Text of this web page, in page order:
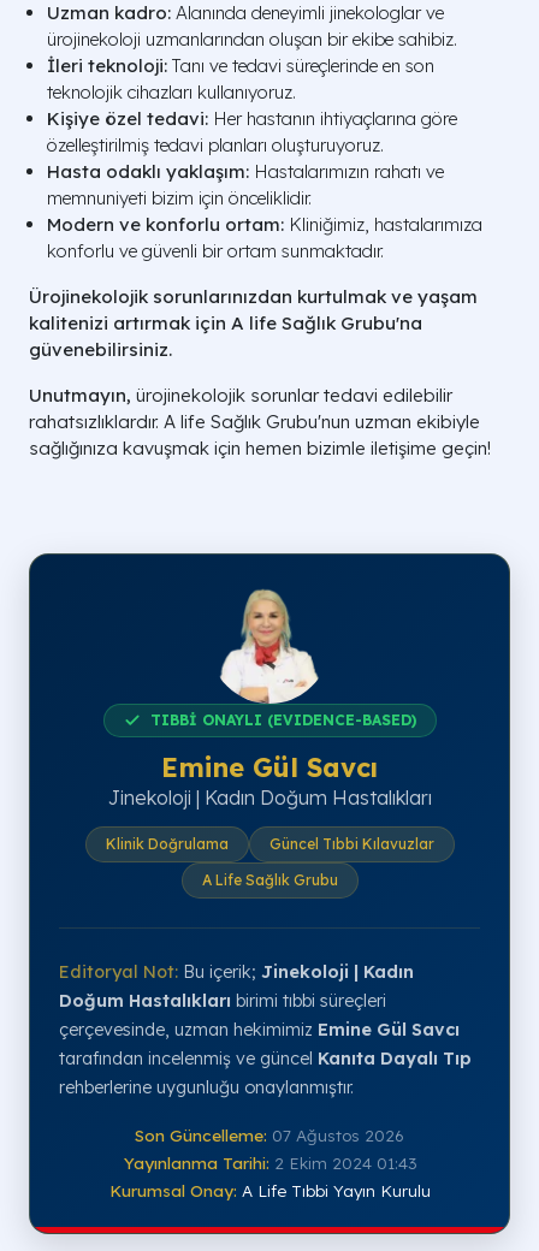
Uzman kadro: Alanında deneyimli jinekologlar ve
ürojinekoloji uzmanlarından oluşan bir ekibe sahibiz.
İleri teknoloji: Tanı ve tedavi süreçlerinde en son
teknolojik cihazları kullanıyoruz.
Kişiye özel tedavi: Her hastanın ihtiyaçlarına göre
özelleştirilmiş tedavi planları oluşturuyoruz.
Hasta odaklı yaklaşım: Hastalarımızın rahatı ve
memnuniyeti bizim için önceliklidir.
Modern ve konforlu ortam: Kliniğimiz, hastalarımıza
konforlu ve güvenli bir ortam sunmaktadır.
Ürojinekolojik sorunlarınızdan kurtulmak ve yaşam
kalitenizi artırmak için A life Sağlık Grubu'na
güvenebilirsiniz.
Unutmayın, ürojinekolojik sorunlar tedavi edilebilir
rahatsızlıklardır. A life Sağlık Grubu'nun uzman ekibiyle
sağlığınıza kavuşmak için hemen bizimle iletişime geçin!
TIBBİ ONAYLI (EVIDENCE-BASED)
Emine Gül Savcı
Jinekoloji | Kadın Doğum Hastalıkları
Klinik Doğrulama
Güncel Tıbbi Kılavuzlar
A Life Sağlık Grubu
Editoryal Not: Bu içerik; Jinekoloji | Kadın
Doğum Hastalıkları birimi tıbbi süreçleri
çerçevesinde, uzman hekimimiz Emine Gül Savcı
tarafından incelenmiş ve güncel Kanıta Dayalı Tıp
rehberlerine uygunluğu onaylanmıştır.
Son Güncelleme: 07 Ağustos 2026
Yayınlanma Tarihi: 2 Ekim 2024 01:43
Kurumsal Onay: A Life Tıbbi Yayın Kurulu